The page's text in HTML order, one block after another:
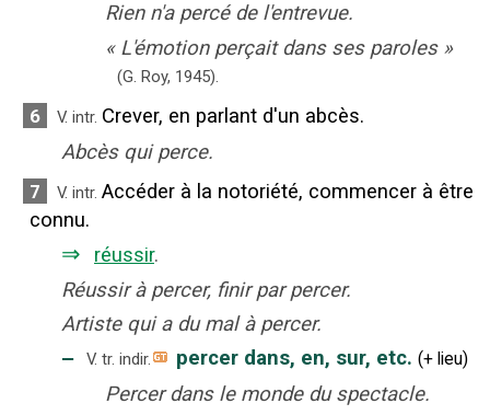
Rien n'a percé de l'entrevue.
« L'émotion perçait dans ses paroles »
(G. Roy, 1945).
6 V. intr. Crever, en parlant d'un abcès.
Abcès qui perce.
7 V. intr. Accéder à la notoriété, commencer à être
connu.
⇒ réussir.
Réussir à percer, finir par percer.
Artiste qui a du mal à percer.
‒ V. tr. indir. percer dans, en, sur, etc. (+ lieu)
Percer dans le monde du spectacle.